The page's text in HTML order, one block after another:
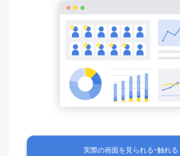
実際の画面を見られる・触れる